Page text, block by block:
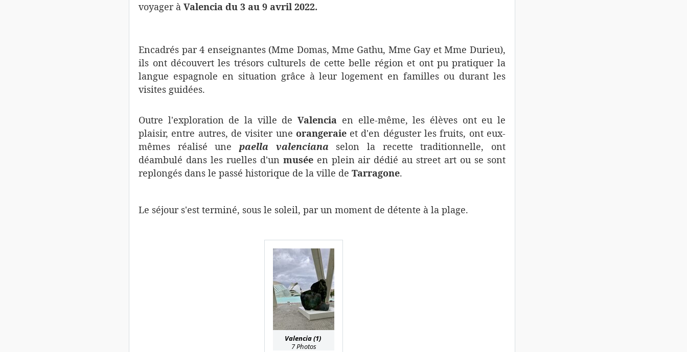
voyager àValencia du 3 au 9 avril 2022.
Encadrés par 4 enseignantes (Mme Domas, Mme Gathu, Mme Gay et Mme Durieu),
ils ont découvert les trésors culturels de cette belle région et ont pu pratiquer la
langue espagnole en situation grâce à leur logement en familles ou durant les
visites guidées.
Outre l'exploration de la ville deValencia en elle-même, les élèves ont eu le
plaisir, entre autres, de visiter une orangeraie et d'en déguster les fruits, ont eux-
mêmes réalisé unepaella valenciana selon la recette traditionnelle, ont
déambulé dans les ruelles d'un musée en plein air dédié au street art ou se sont
replongés dans le passé historique de la ville deTarragone.
Le séjour s'est terminé, sous le soleil, par un moment de détente à la plage.
Valencia (1)
7 Photos